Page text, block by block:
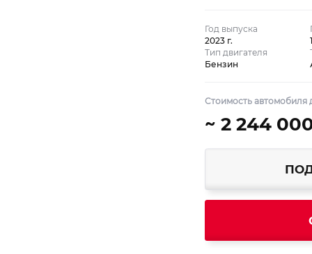
Год выпуска
2023 г.
Тип двигателя
Бензин
Стоимость автомобиля
~ 2 244